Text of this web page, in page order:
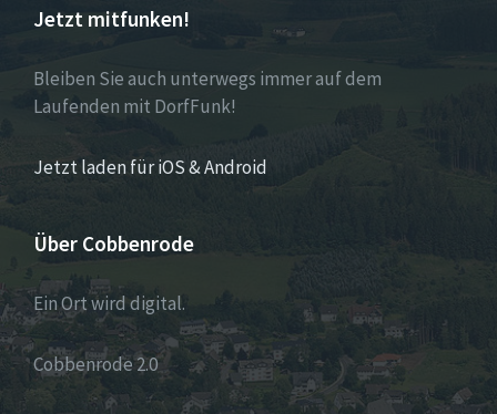
Jetzt mitfunken!
Bleiben Sie auch unterwegs immer auf dem
Laufenden mit DorfFunk!
Jetzt laden für iOS & Android
Über Cobbenrode
Ein Ort wird digital.
Cobbenrode 2.0